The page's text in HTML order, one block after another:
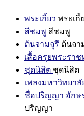
พระเกี้ยว พระเกี้
สีชมพู สีชมพู
ต้นจามจุรี ต้นจา
เสื้อครุยพระรา
ชุดนิสิต ชุดนิสิต
เพลงมหาวิทยาลั
ชื่อปริญญา อักษ
ปริญญา